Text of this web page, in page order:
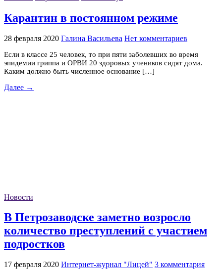
Карантин в постоянном режиме
28 февраля 2020 Галина Васильева Нет комментариев
Если в классе 25 человек, то при пяти заболевших во время
эпидемии гриппа и ОРВИ 20 здоровых учеников сидят дома.
Каким должно быть численное основание […]
Далее →
Новости
В Петрозаводске заметно возросло
количество преступлений с участием
подростков
17 февраля 2020 Интернет-журнал "Лицей" 3 комментария